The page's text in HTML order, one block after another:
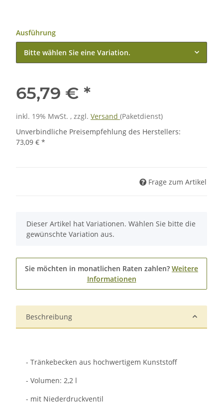
Ausführung
Bitte wählen Sie eine Variation.
65,79 € *
inkl. 19% MwSt. , zzgl. Versand (Paketdienst)
Unverbindliche Preisempfehlung des Herstellers:
73,09 € *
Frage zum Artikel
x
Dieser Artikel hat Variationen. Wählen Sie bitte die
gewünschte Variation aus.
Sie möchten in monatlichen Raten zahlen? Weitere
Informationen
Beschreibung
- Tränkebecken aus hochwertigem Kunststoff
- Volumen: 2,2 l
- mit Niederdruckventil